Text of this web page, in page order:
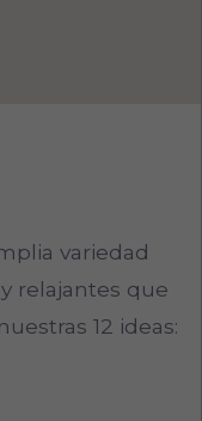
variedad
relajantes que
12 ideas: